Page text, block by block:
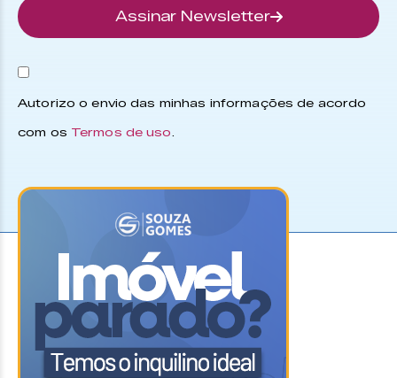
Assinar Newsletter
Autorizo o envio das minhas informações de acordo
com os Termos de uso.